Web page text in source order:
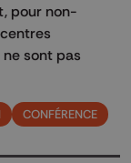
pour non-
sont pas
CONFÉRENCE